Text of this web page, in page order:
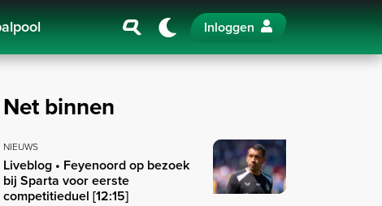
Inloggen
Net binnen
NIEUWS
Liveblog • Feyenoord op bezoek
bij Sparta voor eerste
competitieduel [12:15]